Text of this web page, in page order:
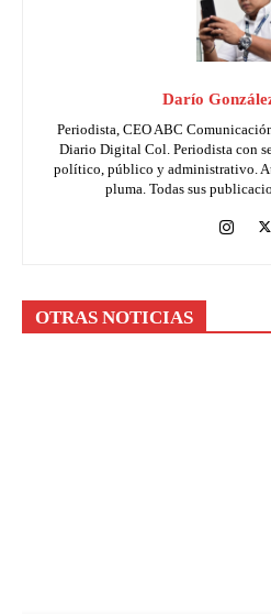
Darío
Periodista, CEO ABC
Diario Digital Col. Periodista con
político, público y administrativo.
pluma. Todas sus
OTRAS NOTICIAS